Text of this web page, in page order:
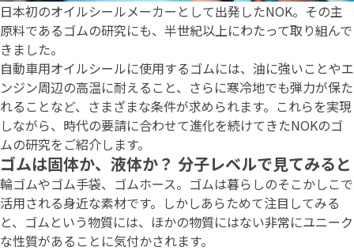
日本初のオイルシールメーカーとして出発したNOK。その主
原料であるゴムの研究にも、半世紀以上にわたって取り組んで
きました。
自動車用オイルシールに使用するゴムには、油に強いことやエ
ンジン周辺の高温に耐えること、さらに寒冷地でも弾力が保た
れることなど、さまざまな条件が求められます。これらを実現
しながら、時代の要請に合わせて進化を続けてきたNOKのゴ
ムの研究をご紹介します。
ゴムは固体か、液体か？ 分子レベルで見てみると
輪ゴムやゴム手袋、ゴムホース。ゴムは暮らしのそこかしこで
活用される身近な素材です。しかしあらためて注目してみる
と、ゴムという物質には、ほかの物質にはない非常にユニーク
な性質があることに気付かされます。